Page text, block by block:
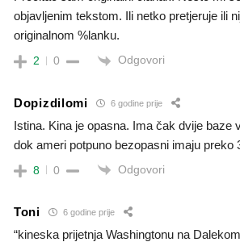
objavljenim tekstom. Ili netko pretjeruje ili
originalnom %lanku.
2 0 Odgovori
Dopizdilomi 6 godine prije
Istina. Kina je opasna. Ima čak dvije baze
dok ameri potpuno bezopasni imaju preko
8 0 Odgovori
Toni 6 godine prije
“kineska prijetnja Washingtonu na